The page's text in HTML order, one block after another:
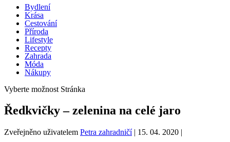
Bydlení
Krása
Cestování
Příroda
Lifestyle
Recepty
Zahrada
Móda
Nákupy
Vyberte možnost Stránka
Ředkvičky – zelenina na celé jaro
Zveřejněno uživatelem Petra zahradničí| 15. 04. 2020 |